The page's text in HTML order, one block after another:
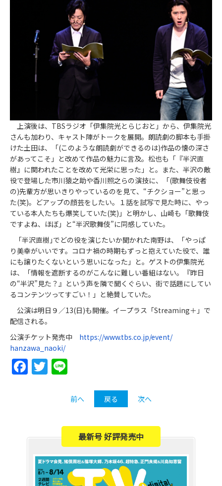
上演後は、TBSラジオ「伊集院光とらじおと」から、伊集院光
さんも加わり、キャスト陣がトークを展開。朗読劇の脚本も手掛
けた土田は、「(このような朗読劇ができるのは)作品の懐の深さ
があってこそ」と改めて作品の魅力に言及。松也も「『半沢直
樹』に関われたことを改めて光栄に思った」と。また、半沢の敵
役で登場した市川猿之助や香川照之らの演技に、「(歌舞伎役者
の)先輩方が思いきりやっているのを見て、“チクショー”と思っ
た(笑)。どアップの顔芸をしたい。１話を試写で見た時に、やっ
ている本人たちも爆笑していた(笑)」と明かし、山崎も「歌舞伎
ですよね、ほぼ」と“半沢歌舞伎”に同感していた。
｢半沢直樹｣でどの役を演じたいか聞かれた南野は、「やっぱ
り美幸がいいです。コロナ禍の時期もずっと抱えていた役で、誰
にも譲りたくないという思いになった」と。ゲストの伊集院光
は、「情報を遮断するのがこんなに難しい番組はない。『昨日
の“半沢”見た？』という声を隣で聞くぐらい、街で話題にしてい
るコンテンツってすごい！」と絶賛していた。
公演は明日９／13(日)も開催。イープラス「Streaming＋」で
配信される。
公演チケット発売中 https://www.tbs.co.jp/event/
hanzawa_naoki/
Facebook
Twitter
前へ 戻る 次へ
最新号 好評発売中